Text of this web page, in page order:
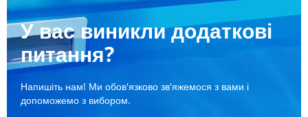
У вас виникли додаткові
питання?
Напишіть нам! Ми обов'язково зв'яжемося з вами і
допоможемо з вибором.